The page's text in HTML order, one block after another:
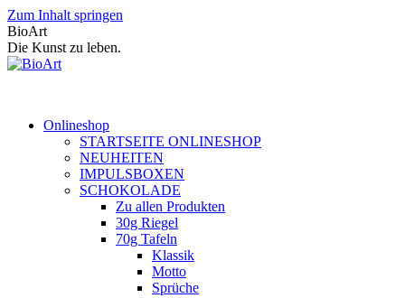
Zum Inhalt springen
BioArt
Die Kunst zu leben.
Onlineshop
STARTSEITE ONLINESHOP
NEUHEITEN
IMPULSBOXEN
SCHOKOLADE
Zu allen Produkten
30g Riegel
70g Tafeln
Klassik
Motto
Sprüche